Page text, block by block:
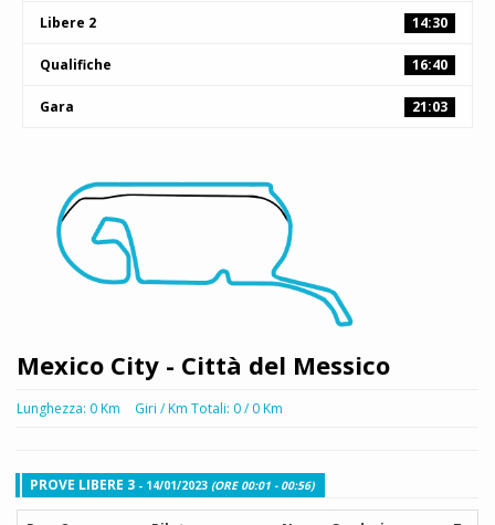
Libere 2 14:30
Qualifiche 16:40
Gara 21:03
Mexico City - Città del Messico
Lunghezza: 0 Km Giri / Km Totali: 0 / 0 Km
PROVE LIBERE 3 - 14/01/2023 (ORE 00:01 - 00:56)